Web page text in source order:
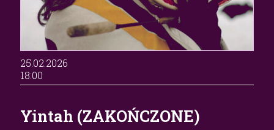
25.02.2026
18:00
Yintah (ZAKOŃCZONE)